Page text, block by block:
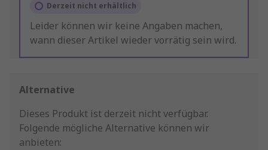
Derzeit nicht erhältlich
Leider können wir keine Angaben machen,
wann dieser Artikel wieder vorrätig sein wird.
Alternative
Dieses Produkt ist derzeit nicht verfügbar.
Folgende mögliche Alternative können wir
anbieten: